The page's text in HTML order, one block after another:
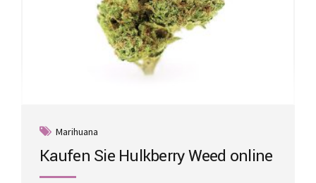
Marihuana
Kaufen Sie Hulkberry Weed online